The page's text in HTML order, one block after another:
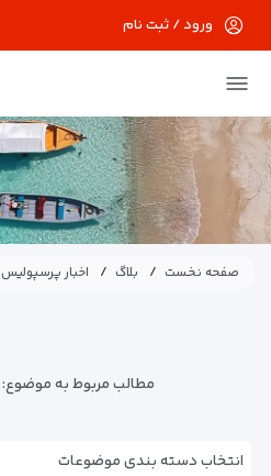
ورود / ثبت نام
صفحه نخست بلاگ اخبار پرسپولیس
مطالب مربوط به موضوع:
انتخاب دسته بندی موضوعات